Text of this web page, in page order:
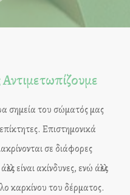
σημεία του σώματός μας
Επιστημονικά
σε διάφορες
είναι ακίνδυνες, ενώ άλλες
καρκίνου του δέρματος.